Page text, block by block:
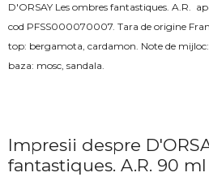
D'ORSAY Les ombres fantastiques. A.R.
cod PFSS000070007. Tara de origine
top: bergamota, cardamon. Note de
baza: mosc, sandala.
Impresii despre
fantastiques. A.R. 90 ml